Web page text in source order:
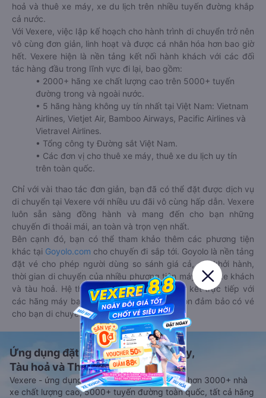
hoả và thuê xe máy, xe du lịch trên nhiều tuyến đường khắp
cả nước.
Với Vexere, việc lập kế hoạch cho hành trình di chuyển trở nên
vô cùng đơn giản, linh hoạt và được cá nhân hóa hơn bao giờ
hết. Vexere hiện là nền tảng kết nối hành khách với các đối
tác hàng đầu trong lĩnh vực đi lại, bao gồm:
• 2000+ hãng xe chất lượng cao trên 5000+ tuyến
đường trong và ngoài nước.
• 5 hãng hàng không uy tín nhất tại Việt Nam: Vietnam
Airlines, Vietjet Air, Bamboo Airways, Pacific Airlines và
Vietravel Airlines.
• Tổng công ty Đường sắt Việt Nam.
• Các đơn vị cho thuê xe máy, thuê xe du lịch uy tín
trên toàn quốc.
Chỉ với vài thao tác đơn giản, bạn đã có thể đặt được dịch vụ
di chuyển tại Vexere với nhiều ưu đãi vô cùng hấp dẫn. Vexere
luôn sẵn sàng đồng hành và mang đến cho bạn những
chuyến đi thoải mái, an toàn và trọn vẹn nhất.
Bên cạnh đó, bạn có thể tham khảo thêm các phương tiện
khác tại Goyolo.com cho chuyến đi sắp tới. Goyolo là nền tảng
đặt vé cho phép người dùng so sánh giá cả, giờ khởi hành,
thời gian di chuyển của nhiều phương tiện máy bay, xe khách
và tàu hoả. Hệ thống của Goyolo được liên kết trực tiếp với
các hãng máy bay, xe khách và tàu hoả, luôn đảm bảo có vé
cho bạn di chuyển.
Ứng dụng đặt vé Xe khách, Máy bay,
Tàu hoả và Thuê xe
Vexere - ứng dụng đặt vé đa phương tiện với hơn 3000+ nhà
xe chất lượng cao, 5000+ tuyến đường toàn quốc, tất cả hãng